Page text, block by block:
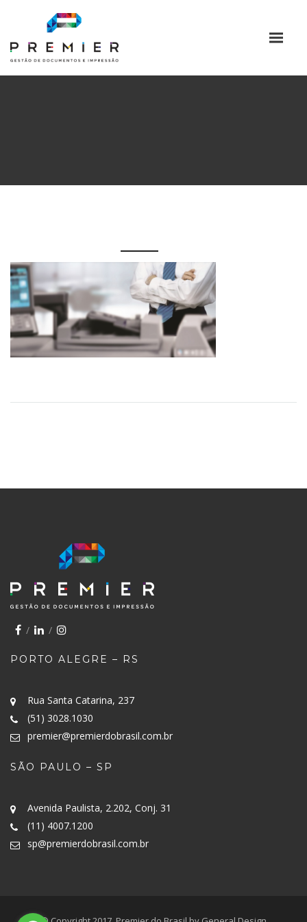
PORTO ALEGRE – RS
Rua Santa Catarina, 237
(51) 3028.1030
premier@premierdobrasil.com.br
SÃO PAULO – SP
Avenida Paulista, 2.202, Conj. 31
(11) 4007.1200
sp@premierdobrasil.com.br